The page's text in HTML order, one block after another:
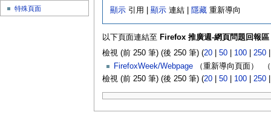
顯示 引用 |顯示 連結 | 隱藏 重新導向
以下頁面連結至 Firefox 推廣週-網頁問題回報區
檢視 (前 250 筆) (後 250 筆) (20| 50| 100| 250
FirefoxWeek/Webpage（重新導向頁面） ‎ （
檢視 (前 250 筆) (後 250 筆) (20| 50| 100| 250
特殊頁面